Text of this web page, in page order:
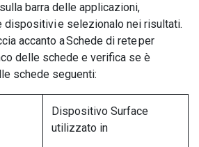
barra delle applicazioni,
dispositivi e selezionalo nei risultati.
accanto a Schede di rete per
delle schede e verifica se è
schede seguenti:
Dispositivo Surface
utilizzato in